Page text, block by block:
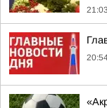
21:03